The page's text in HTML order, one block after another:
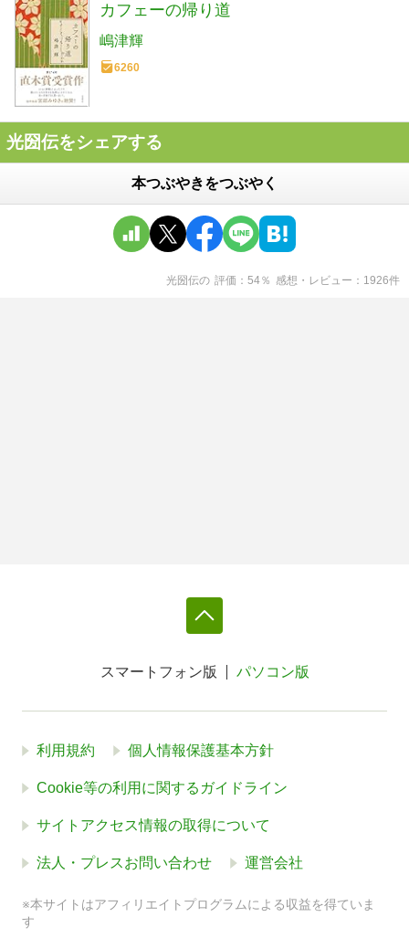
カフェーの帰り道
嶋津輝
6260
光圀伝をシェアする
本つぶやきをつぶやく
光圀伝の 評価 54％ 感想・レビュー 1926件
スマートフォン版 パソコン版
利用規約 個人情報保護基本方針
Cookie等の利用に関するガイドライン
サイトアクセス情報の取得について
法人・プレスお問い合わせ 運営会社
※本サイトはアフィリエイトプログラムによる収益を得ていま
す